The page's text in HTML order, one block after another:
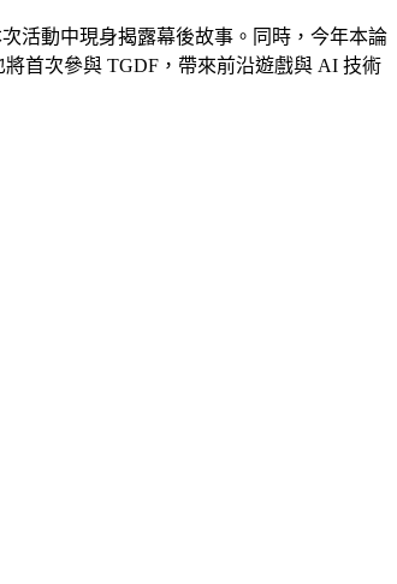
活動中現身揭露幕後故事。同時，今年本論
首次參與 TGDF，帶來前沿遊戲與 AI 技術